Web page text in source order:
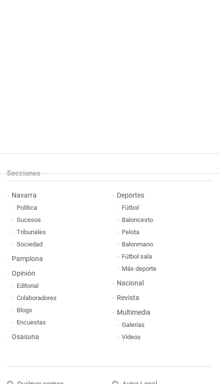
Secciones
Navarra
Política
Sucesos
Tribunales
Sociedad
Pamplona
Opinión
Editorial
Colaboradores
Blogs
Encuestas
Osasuna
Deportes
Fútbol
Baloncesto
Pelota
Balonmano
Fútbol sala
Más deporte
Nacional
Revista
Multimedia
Galerías
Vídeos